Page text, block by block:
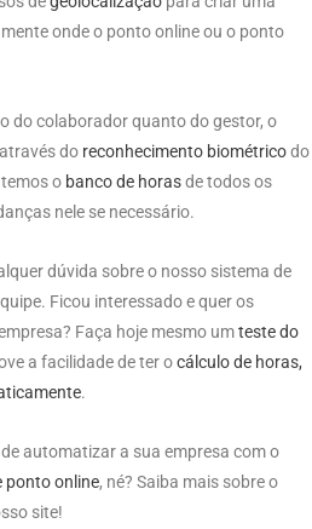
onde o ponto online ou o ponto
do colaborador quanto do gestor, o
do reconhecimento biométricodo
o banco de horasde todos os
nele se necessário.
dúvida sobre o nosso sistema de
Ficou interessado e quer os
Faça hoje mesmo umteste do
a facilidade de ter ocálculo de horas,
.
automatizar a sua empresa com o
ponto online, né? Saiba mais sobre o
site!